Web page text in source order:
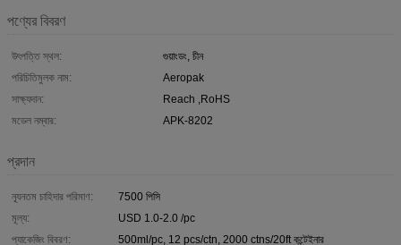
পণ্যের বিবরণ
উৎপত্তি স্থল:
গুয়াংডং, চীন
পরিচিতিমুলক নাম:
Aeropak
সাক্ষ্যদান:
Reach ,RoHS
মডেল নম্বার:
APK-8202
প্রদান
ন্যূনতম চাহিদার পরিমাণ:
7500 পিসি
মূল্য:
USD 1.0-2.0 /pc
প্যাকেজিং বিবরণ:
500ml/pc, 12 pcs/ctn, 2000 ctns/20ft কন্টেইনার